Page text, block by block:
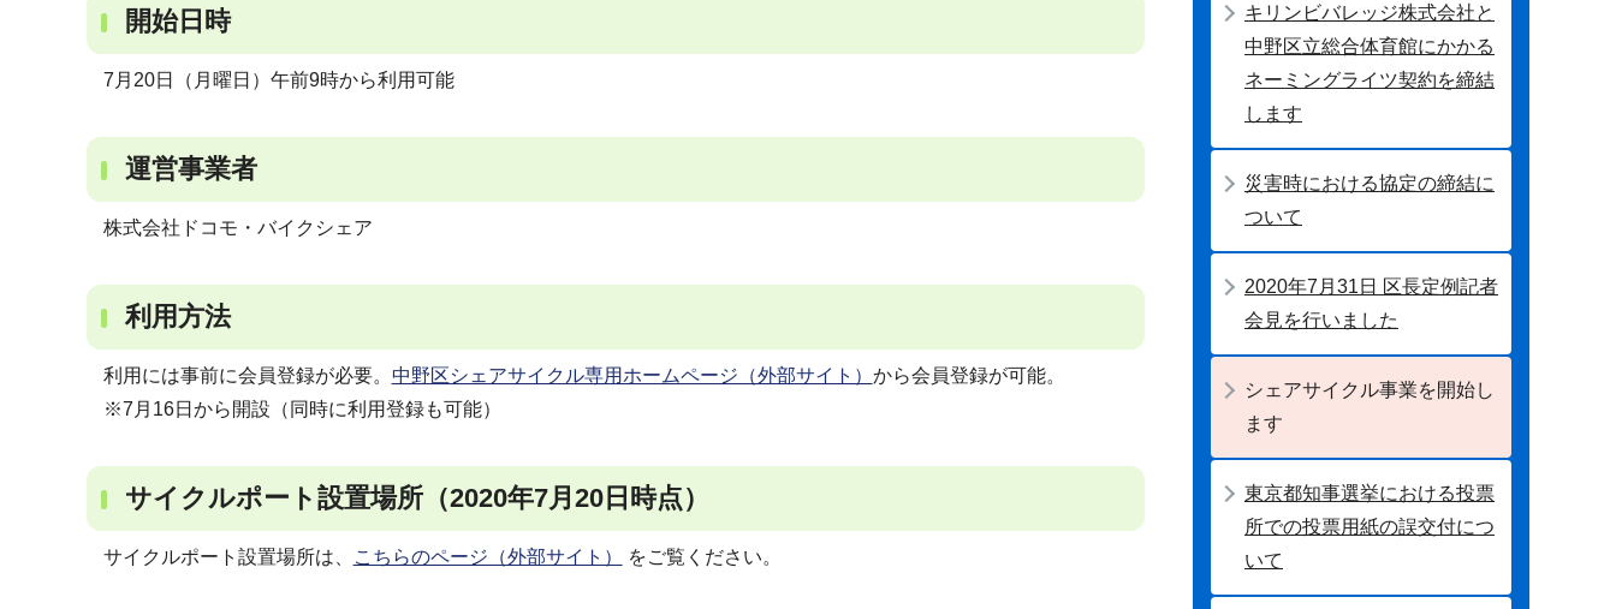
開始日時
7月20日（月曜日）午前9時から利用可能
運営事業者
株式会社ドコモ・バイクシェア
利用方法
利用には事前に会員登録が必要。 中野区シェアサイクル専用ホームページ（外部サイト） から会員登録が可能。
※7月16日から開設（同時に利用登録も可能）
サイクルポート設置場所（2020年7月20日時点）
サイクルポート設置場所は、 こちらのページ（外部サイト） をご覧ください。
キリンビバレッジ株式会社と
中野区立総合体育館にかかる
ネーミングライツ契約を締結
します
災害時における協定の締結に
ついて
2020年7月31日 区長定例記者
会見を行いました
シェアサイクル事業を開始し
ます
東京都知事選挙における投票
所での投票用紙の誤交付につ
いて